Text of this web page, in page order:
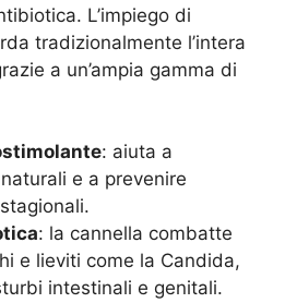
L’impiego di
tradizionalmente l’intera
a un’ampia gamma di
: aiuta a
e a prevenire
: la cannella combatte
e lieviti come la Candida,
intestinali e genitali.